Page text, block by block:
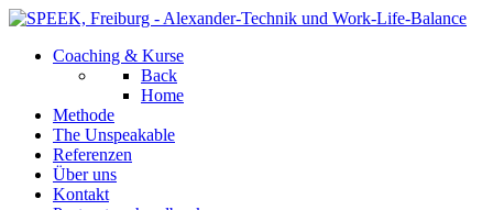
Coaching & Kurse
Back
Home
Methode
The Unspeakable
Referenzen
Über uns
Kontakt